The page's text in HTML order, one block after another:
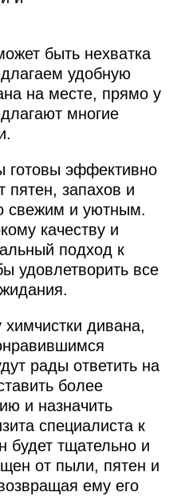
быть нехватка
удобную
на месте, прямо у
многие
готовы эффективно
пятен, запахов и
свежим и уютным.
качеству и
подход к
удовлетворить все
химчистки дивана,
рады ответить на
более
и назначить
специалиста к
тщательно и
от пыли, пятен и
ему его